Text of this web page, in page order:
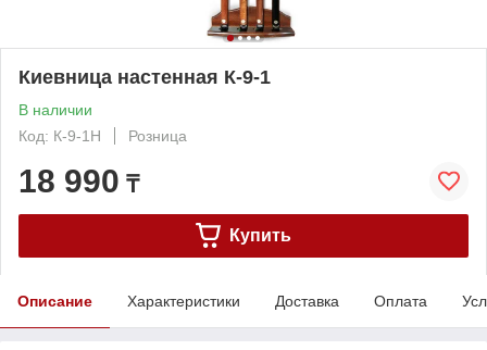
Киевница настенная К-9-1
В наличии
Код: К-9-1Н
Розница
18 990 ₸
Купить
Описание Характеристики Доставка Оплата